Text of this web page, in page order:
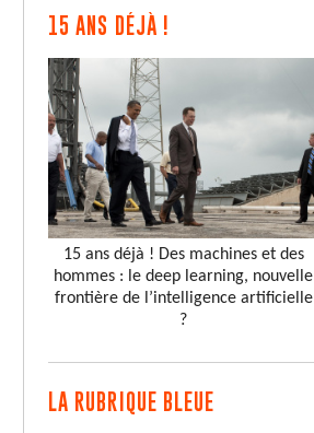
15 ANS DÉJÀ !
15 ans déjà ! Des machines et des
hommes : le deep learning, nouvelle
frontière de l’intelligence artificielle
?
LA RUBRIQUE BLEUE